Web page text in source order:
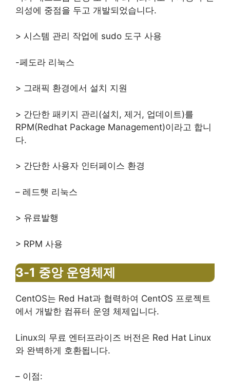
의성에 중점을 두고 개발되었습니다.
> 시스템 관리 작업에 sudo 도구 사용
-페도라 리눅스
> 그래픽 환경에서 설치 지원
> 간단한 패키지 관리(설치, 제거, 업데이트)를
RPM(Redhat Package Management)이라고 합니
다.
> 간단한 사용자 인터페이스 환경
– 레드햇 리눅스
> 유료발행
> RPM 사용
3-1 중앙 운영체제
CentOS는 Red Hat과 협력하여 CentOS 프로젝트
에서 개발한 컴퓨터 운영 체제입니다.
Linux의 무료 엔터프라이즈 버전은 Red Hat Linux
와 완벽하게 호환됩니다.
– 이점: